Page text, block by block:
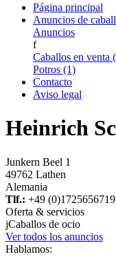
Página principal
Anuncios de
Anuncios
f
Caballos en venta
Potros (1)
Contacto
Aviso legal
Heinrich
Junkern Beel 1
49762 Lathen
Alemania
Tlf.: +49 (0)1725656719
Oferta & servicios
jCaballos de ocio
Ver todos los anuncios
Hablamos: